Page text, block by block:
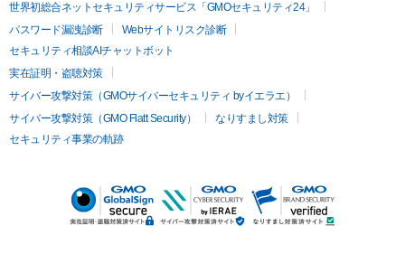
世界初総合ネットセキュリティサービス「GMOセキュリティ24」
パスワード漏洩診断
Webサイトリスク診断
セキュリティ相談AIチャットボット
実在証明・盗聴対策
サイバー攻撃対策（GMOサイバーセキュリティ byイエラエ）
サイバー攻撃対策（GMO Flatt Security）
なりすまし対策
セキュリティ事業の軌跡